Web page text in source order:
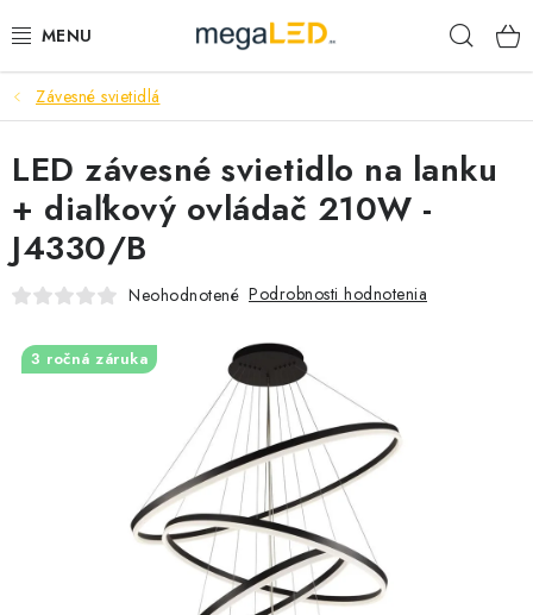
na
PRIEMYSEL
SVIETIDLÁ
ŽIAROVKY A TRUBICE
PRACOVNÉ SVIETIDLÁ
ELEKTROMATERIÁL
SAMSUNG SVIETIDLÁ
SOLÁRNE SYSTÉMY
SEZÓNNE VÝPREDAJE POĽNOPOTREBY
Závesné svietidlá
LED závesné svietidlo na lanku
+ diaľkový ovládač 210W -
J4330/B
Neohodnotené Podrobnosti hodnotenia
3 ročná záruka